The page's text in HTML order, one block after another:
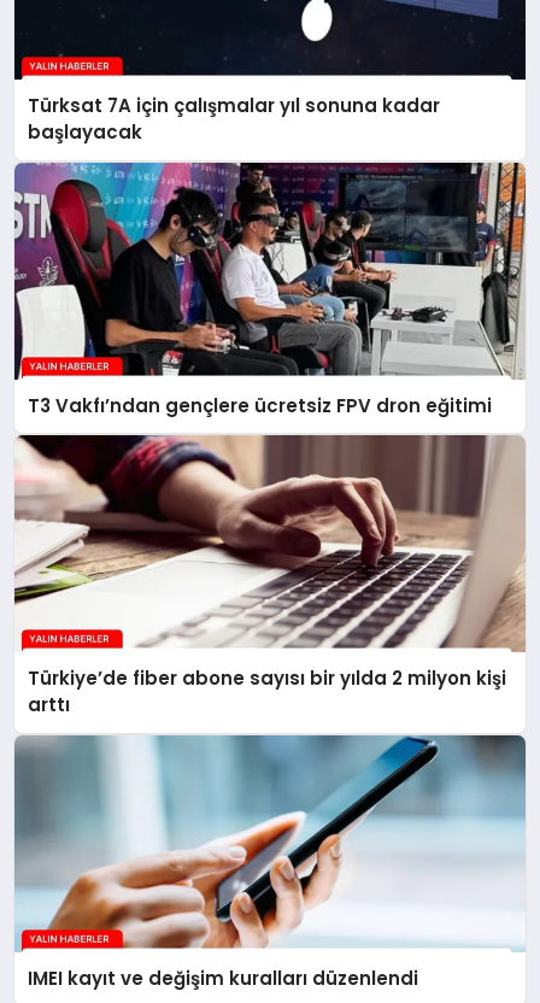
Türksat 7A için çalışmalar yıl sonuna kadar
başlayacak
T3 Vakfı’ndan gençlere ücretsiz FPV dron eğitimi
Türkiye’de fiber abone sayısı bir yılda 2 milyon kişi
arttı
IMEI kayıt ve değişim kuralları düzenlendi